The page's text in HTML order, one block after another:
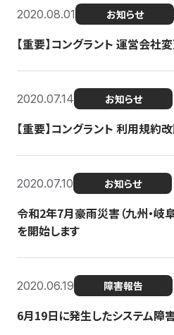
2020.08.01 お知らせ
【重要】コングラント 運営会社
2020.07.14 お知らせ
【重要】コングラント 利用規約
2020.07.10 お知らせ
令和2年7月豪雨災害（九州・岐
を開始します
2020.06.19 障害報告
6月19日に発生したシステム障